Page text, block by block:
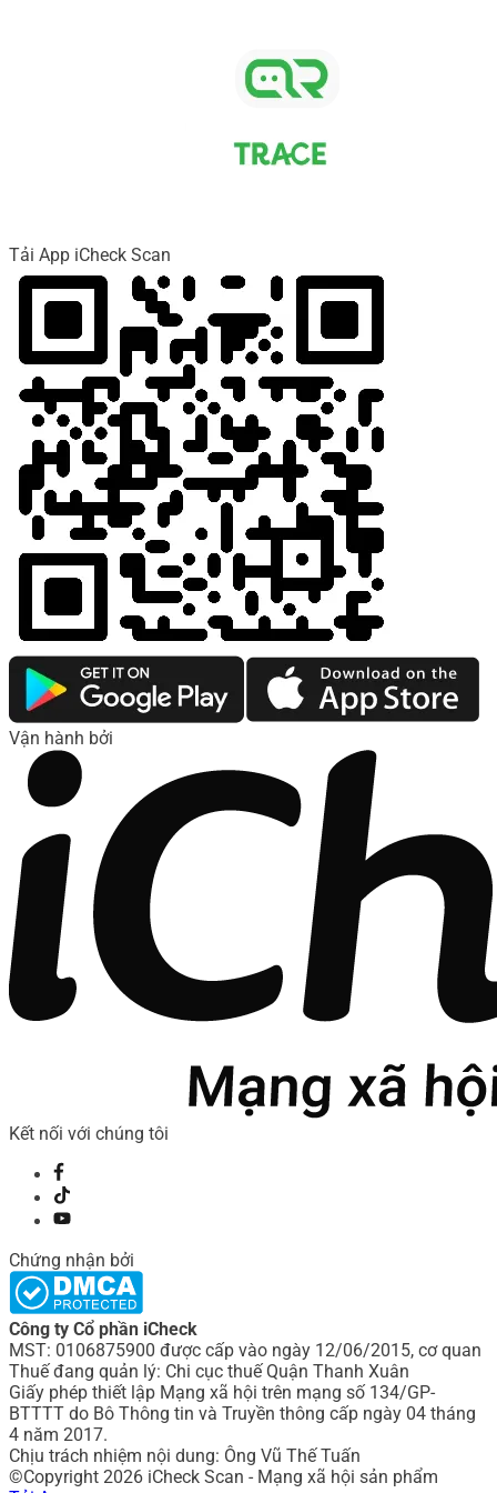
Tải App iCheck Scan
Vận hành bởi
Kết nối với chúng tôi
Chứng nhận bởi
Công ty Cổ phần iCheck
MST: 0106875900 được cấp vào ngày 12/06/2015, cơ quan
Thuế đang quản lý: Chi cục thuế Quận Thanh Xuân
Giấy phép thiết lập Mạng xã hội trên mạng số 134/GP-
BTTTT do Bô Thông tin và Truyền thông cấp ngày 04 tháng
4 năm 2017.
Chịu trách nhiệm nội dung: Ông Vũ Thế Tuấn
©Copyright 2026 iCheck Scan - Mạng xã hội sản phẩm